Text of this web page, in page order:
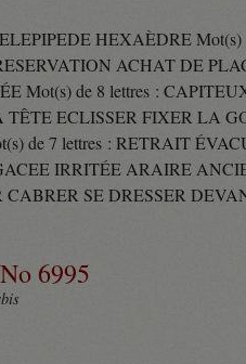
HEXAÈDRE Mot(s)
ACHAT DE
Mot(s) de 8 lettres :
ECLISSER FIXER LA
de 7 lettres : RETRAIT
IRRITÉE ARAIRE
SE DRESSER
6995